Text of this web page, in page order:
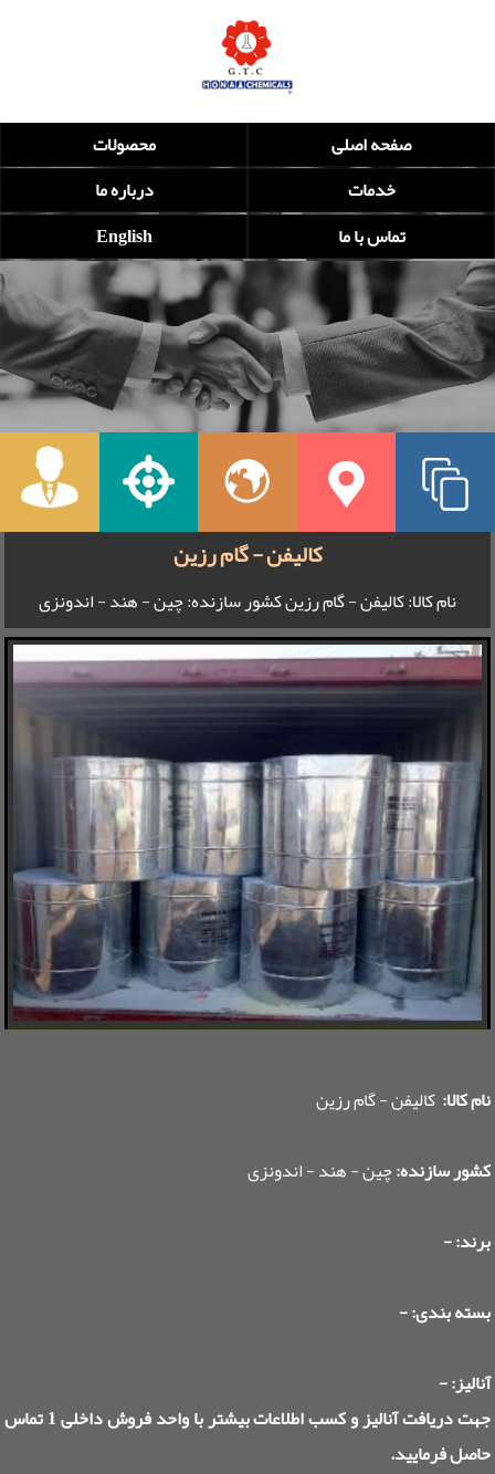
صفحه اصلی
محصولات
خدمات
درباره ما
تماس با ما
English
کالیفن - گام رزین
نام کالا: کالیفن - گام رزین کشور سازنده: چین - هند - اندونزی
نام کالا:کالیفن - گام رزین
کشور سازنده:چین - هند - اندونزی
برند: -
بسته بندی: -
آنالیز: -
جهت دریافت آنالیز و کسب اطلاعات بیشتر با واحد فروش داخلی 1 تماس
حاصل فرمایید.